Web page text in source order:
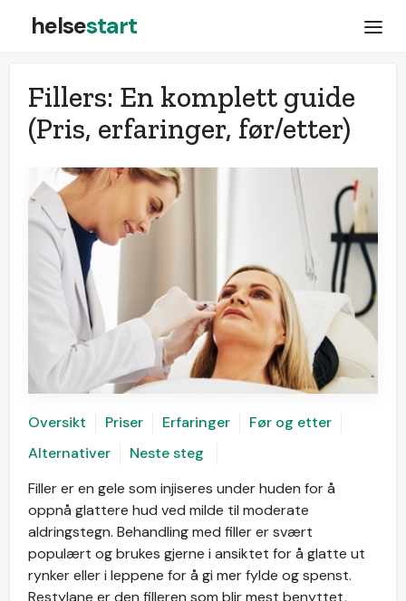
helsestart
Fillers: En komplett guide
(Pris, erfaringer, før/etter)
Oversikt Priser Erfaringer
Før og etter
Alternativer
Neste steg
Filler er en gele som injiseres under huden for å
oppnå glattere hud ved milde til moderate
aldringstegn. Behandling med filler er svært
populært og brukes gjerne i ansiktet for å glatte ut
rynker eller i leppene for å gi mer fylde og spenst.
Restylane er den filleren som blir mest benyttet,